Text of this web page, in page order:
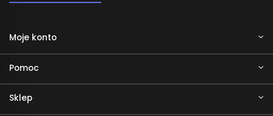
Moje konto
Pomoc
Sklep